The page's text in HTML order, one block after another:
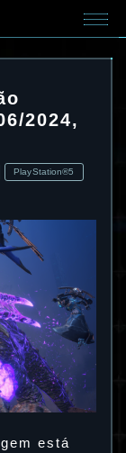
2024,
PlayStation®5
está